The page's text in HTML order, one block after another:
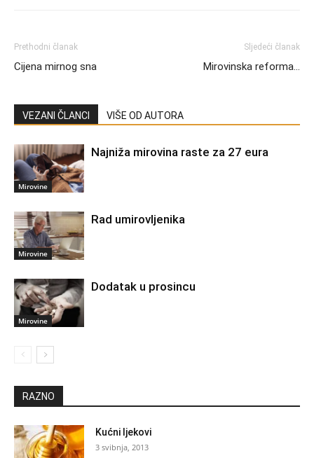
Prethodni članak
Cijena mirnog sna
Sljedeći članak
Mirovinska reforma…
VEZANI ČLANCI VIŠE OD AUTORA
Mirovine
Najniža mirovina raste za 27 eura
Mirovine
Rad umirovljenika
Mirovine
Dodatak u prosincu
RAZNO
Kućni ljekovi
3 svibnja, 2013